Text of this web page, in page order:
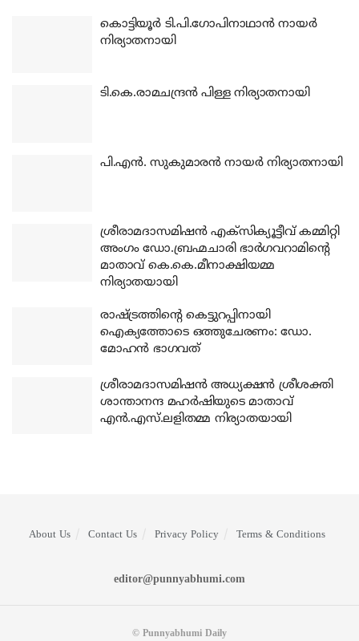
കൊട്ടിയൂര്‍ ടി.പി.ഗോപിനാഥാന്‍ നായര്‍
നിര്യാതനായി
ടി.കെ.രാമചന്ദ്രന്‍ പിള്ള നിര്യാതനായി
പി.എന്‍. സുകുമാരന്‍ നായര്‍ നിര്യാതനായി
ശ്രീരാമദാസമിഷന്‍ എക്‌സിക്യൂട്ടീവ് കമ്മിറ്റി
അംഗം ഡോ.ബ്രഹ്മചാരി ഭാര്‍ഗവറാമിന്റെ
മാതാവ് കെ.കെ.മീനാക്ഷിയമ്മ
നിര്യാതയായി
രാഷ്ട്രത്തിന്റെ കെട്ടുറപ്പിനായി
ഐക്യത്തോടെ ഒത്തുചേരണം: ഡോ.
മോഹന്‍ ഭാഗവത്
ശ്രീരാമദാസമിഷന്‍ അധ്യക്ഷന്‍ ശ്രീശക്തി
ശാന്താനന്ദ മഹര്‍ഷിയുടെ മാതാവ്
എന്‍.എസ്.ലളിതമ്മ നിര്യാതയായി
About Us Contact Us Privacy Policy Terms & Conditions
editor@punnyabhumi.com
© Punnyabhumi Daily